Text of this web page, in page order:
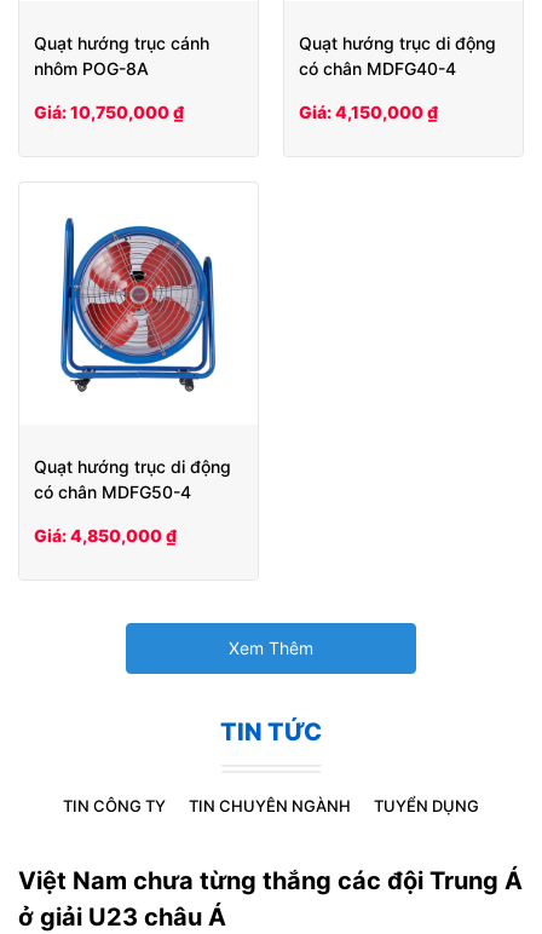
Quạt hướng trục cánh
nhôm POG-8A
Giá: 10,750,000 ₫
Quạt hướng trục di động
có chân MDFG40-4
Giá: 4,150,000 ₫
Quạt hướng trục di động
có chân MDFG50-4
Giá: 4,850,000 ₫
Xem Thêm
TIN TỨC
TIN CÔNG TY TIN CHUYÊN NGÀNH TUYỂN DỤNG
Việt Nam chưa từng thắng các đội Trung Á
ở giải U23 châu Á